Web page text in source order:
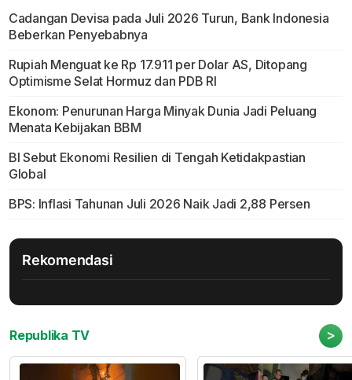
Cadangan Devisa pada Juli 2026 Turun, Bank Indonesia
Beberkan Penyebabnya
Rupiah Menguat ke Rp 17.911 per Dolar AS, Ditopang
Optimisme Selat Hormuz dan PDB RI
Ekonom: Penurunan Harga Minyak Dunia Jadi Peluang
Menata Kebijakan BBM
BI Sebut Ekonomi Resilien di Tengah Ketidakpastian
Global
BPS: Inflasi Tahunan Juli 2026 Naik Jadi 2,88 Persen
Rekomendasi
Republika TV >